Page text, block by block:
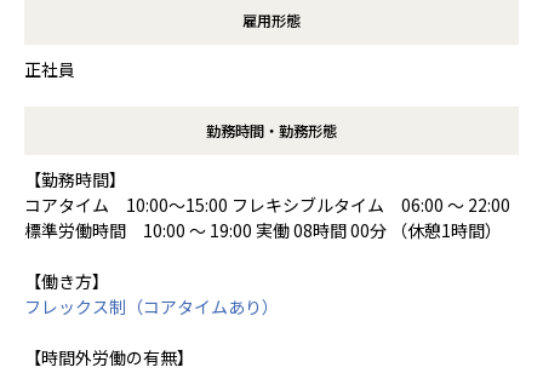
雇用形態
正社員
勤務時間・勤務形態
【勤務時間】
コアタイム 10:00～15:00 フレキシブルタイム 06:00 ～ 22:00
標準労働時間 10:00 ～ 19:00 実働 08時間 00分 （休憩1時間）
【働き方】
フレックス制（コアタイムあり）
【時間外労働の有無】